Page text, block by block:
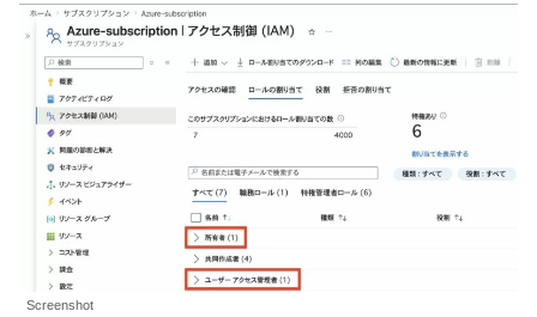
Screenshot